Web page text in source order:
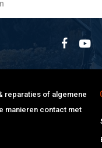
reparaties of algemene
manieren contact met